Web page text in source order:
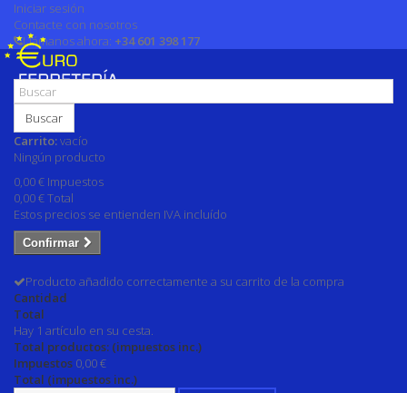
Iniciar sesión
Contacte con nosotros
Llámanos ahora: +34 601 398 177
Buscar
Carrito:vacío
Ningún producto
0,00 € Impuestos
0,00 €Total
Estos precios se entienden IVA incluído
Confirmar
Producto añadido correctamente a su carrito de la compra
Cantidad
Total
Hay 1 artículo en su cesta.
Total productos: (impuestos inc.)
Impuestos 0,00 €
Total (impuestos inc.)